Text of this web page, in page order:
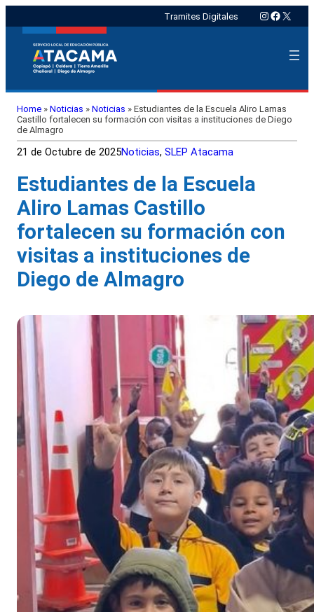
Tramites Digitales Instagram
X
Home » Noticias » Noticias » Estudiantes de la Escuela Aliro Lamas
Castillo fortalecen su formación con visitas a instituciones de Diego
de Almagro
21 de Octubre de 2025Noticias, SLEP Atacama
Estudiantes de la Escuela
Aliro Lamas Castillo
fortalecen su formación con
visitas a instituciones de
Diego de Almagro